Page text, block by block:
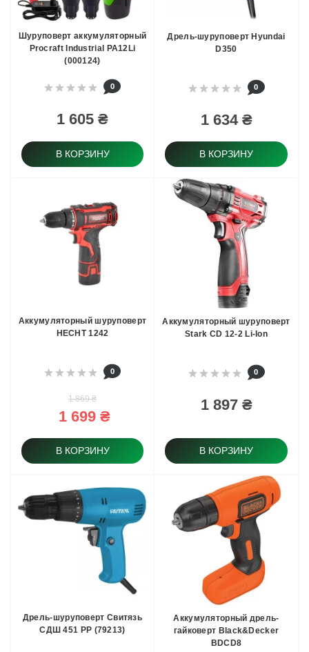
Шуруповерт аккумуляторный
Procraft Industrial PA12Li
(000124)
0
1 605 ₴
В КОРЗИНУ
Дрель-шуруповерт Hyundai
D350
0
1 634 ₴
В КОРЗИНУ
Аккумуляторный шуруповерт
HECHT 1242
0
1 869 ₴
1 699 ₴
В КОРЗИНУ
Аккумуляторный шуруповерт
Stark СD 12-2 Li-Ion
0
1 897 ₴
В КОРЗИНУ
Дрель-шуруповерт Свитязь
СДШ 451 РР (79213)
Аккумуляторный дрель-
гайковерт Black&Decker
BDCD8